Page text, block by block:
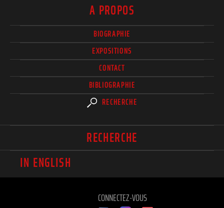
A PROPOS
BIOGRAPHIE
EXPOSITIONS
CONTACT
BIBLIOGRAPHIE
RECHERCHE
RECHERCHE
IN ENGLISH
CONNECTEZ-VOUS